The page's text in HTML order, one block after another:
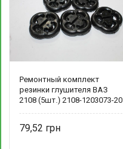
Ремонтный комплект
резинки глушителя ВАЗ
2108 (5шт.) 2108-1203073-20
79,52